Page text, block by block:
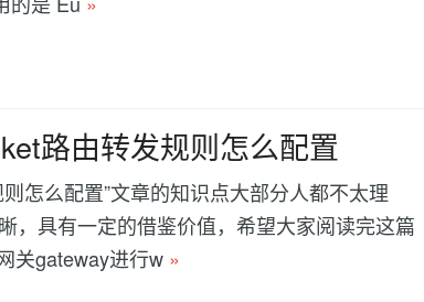
路由转发规则怎么配置
怎么配置”文章的知识点大部分人都不太理
，具有一定的借鉴价值，希望大家阅读完这篇
关gateway进行w »